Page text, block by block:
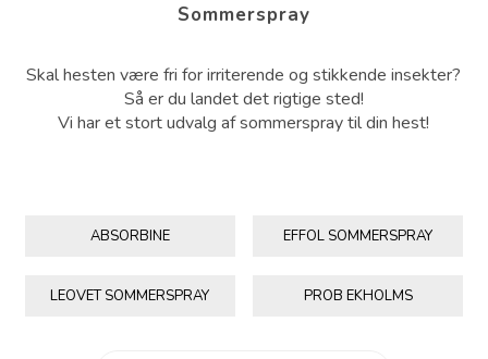
Sommerspray
Skal hesten være fri for irriterende og stikkende insekter?
Så er du landet det rigtige sted!
Vi har et stort udvalg af sommerspray til din hest!
ABSORBINE EFFOL SOMMERSPRAY
LEOVET SOMMERSPRAY PROB EKHOLMS